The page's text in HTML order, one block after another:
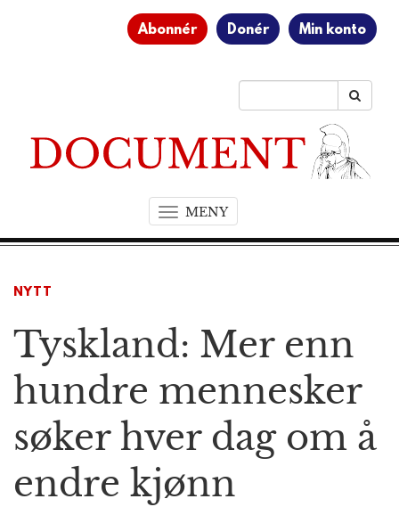
Abonnér Donér Min konto
MENYT
o
n
a
i
a
t
o
NYTT
Tyskland: Mer enn
hundre mennesker
søker hver dag om å
endre kjønn